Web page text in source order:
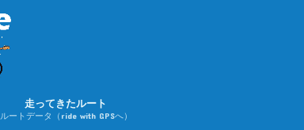
走ってきたルート
ルートデータ（ride with GPSへ）